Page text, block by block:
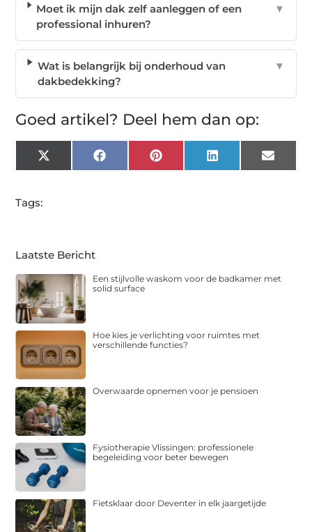
Moet ik mijn dak zelf aanleggen of een
professional inhuren?
▼
Wat is belangrijk bij onderhoud van
dakbedekking?
▼
Goed artikel? Deel hem dan op:
X
(Twitter)
FacebookPinterest LinkedIn Email
Tags:
Laatste Bericht
Een stijlvolle waskom voor de badkamer met
solid surface
Hoe kies je verlichting voor ruimtes met
verschillende functies?
Overwaarde opnemen voor je pensioen
Fysiotherapie Vlissingen: professionele
begeleiding voor beter bewegen
Fietsklaar door Deventer in elk jaargetijde